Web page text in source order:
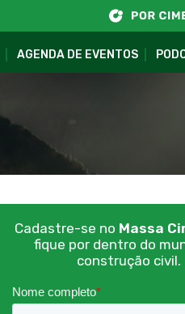
AGENDA DE EVENTOS
Cadastre-se no Massa
fique por dentro do
construção civil.